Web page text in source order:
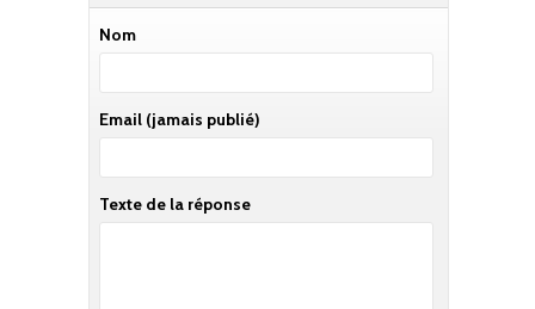
Nom
Email (jamais publié)
Texte de la réponse